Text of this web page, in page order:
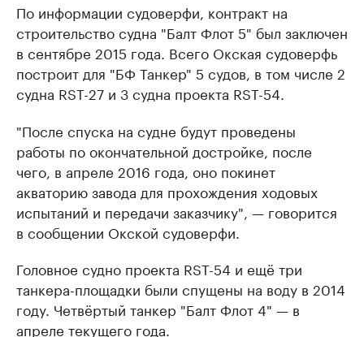
По информации судоверфи, контракт на
строительство судна "Балт Флот 5" был заключен
в сентябре 2015 года. Всего Окская судоверфь
построит для "БФ Танкер" 5 судов, в том числе 2
судна RST-27 и 3 судна проекта RST-54.
"После спуска на судне будут проведены
работы по окончательной достройке, после
чего, в апреле 2016 года, оно покинет
акваторию завода для прохождения ходовых
испытаний и передачи заказчику", — говорится
в сообщении Окской судоверфи.
Головное судно проекта RST-54 и ещё три
танкера-площадки были спущены на воду в 2014
году. Четвёртый танкер "Балт Флот 4" — в
апреле текущего года.